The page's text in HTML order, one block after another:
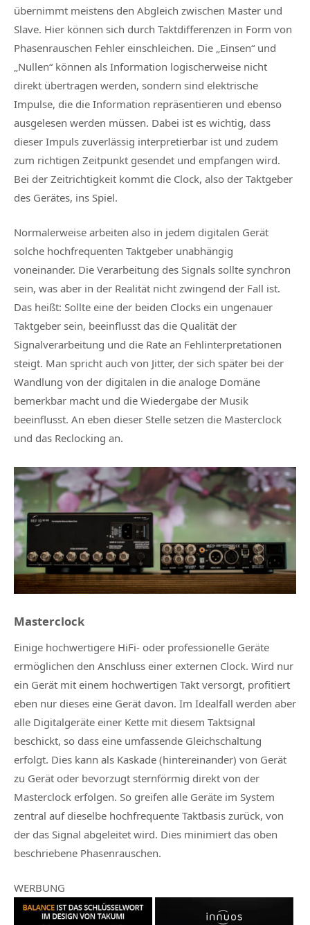
übernimmt meistens den Abgleich zwischen Master und
Slave. Hier können sich durch Taktdifferenzen in Form von
Phasenrauschen Fehler einschleichen. Die „Einsen“ und
„Nullen“ können als Information logischerweise nicht
direkt übertragen werden, sondern sind elektrische
Impulse, die die Information repräsentieren und ebenso
ausgelesen werden müssen. Dabei ist es wichtig, dass
dieser Impuls zuverlässig interpretierbar ist und zudem
zum richtigen Zeitpunkt gesendet und empfangen wird.
Bei der Zeitrichtigkeit kommt die Clock, also der Taktgeber
des Gerätes, ins Spiel.
Normalerweise arbeiten also in jedem digitalen Gerät
solche hochfrequenten Taktgeber unabhängig
voneinander. Die Verarbeitung des Signals sollte synchron
sein, was aber in der Realität nicht zwingend der Fall ist.
Das heißt: Sollte eine der beiden Clocks ein ungenauer
Taktgeber sein, beeinflusst das die Qualität der
Signalverarbeitung und die Rate an Fehlinterpretationen
steigt. Man spricht auch von Jitter, der sich später bei der
Wandlung von der digitalen in die analoge Domäne
bemerkbar macht und die Wiedergabe der Musik
beeinflusst. An eben dieser Stelle setzen die Masterclock
und das Reclocking an.
Masterclock
Einige hochwertigere HiFi- oder professionelle Geräte
ermöglichen den Anschluss einer externen Clock. Wird nur
ein Gerät mit einem hochwertigen Takt versorgt, profitiert
eben nur dieses eine Gerät davon. Im Idealfall werden aber
alle Digitalgeräte einer Kette mit diesem Taktsignal
beschickt, so dass eine umfassende Gleichschaltung
erfolgt. Dies kann als Kaskade (hintereinander) von Gerät
zu Gerät oder bevorzugt sternförmig direkt von der
Masterclock erfolgen. So greifen alle Geräte im System
zentral auf dieselbe hochfrequente Taktbasis zurück, von
der das Signal abgeleitet wird. Dies minimiert das oben
beschriebene Phasenrauschen.
WERBUNG